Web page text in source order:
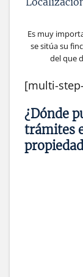
Es muy
se sitúa su
del que
[multi-
¿Dónde
trámites
propiedad